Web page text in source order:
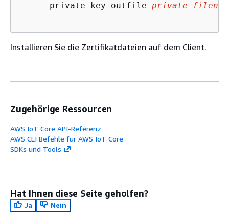
    --private-key-outfile
Installieren Sie die Zertifikatdateien auf dem Client.
Zugehörige Ressourcen
AWS IoT Core API-Referenz
AWS CLI Befehle für AWS IoT Core
SDKs und Tools
Hat Ihnen diese Seite geholfen?
Ja
Nein